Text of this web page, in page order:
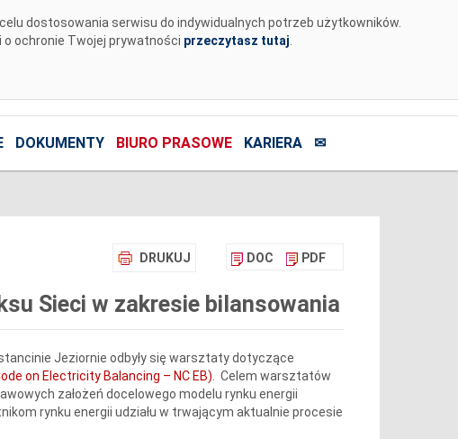
dostosowania serwisu do indywidualnych potrzeb użytkowników.
ochronie Twojej prywatności przeczytasz tutaj
DOKUMENTY BIURO PRASOWE KARIERA ✉
DRUKUJ DOC PDF
Sieci w zakresie bilansowania
Jeziornie odbyły się warsztaty dotyczące
on Electricity Balancing – NC EB) . Celem warsztatów
założeń docelowego modelu rynku energii
rynku energii udziału w trwającym aktualnie procesie